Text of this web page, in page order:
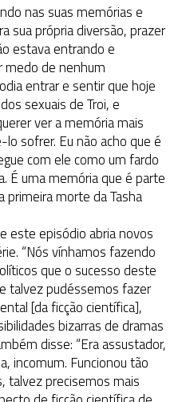
nas suas memórias e
sua própria diversão, prazer
estava entrando e
medo de nenhum
entrar e sentir que hoje
sexuais de Troi, e
ver a memória mais
sofrer. Eu não acho que é
com ele como um fardo
É uma memória que é parte
primeira morte da Tasha
este episódio abria novos
“Nós vínhamos fazendo
que o sucesso deste
talvez pudéssemos fazer
[da ficção científica],
bizarras de dramas
disse: “Era assustador,
incomum. Funcionou tão
talvez precisemos mais